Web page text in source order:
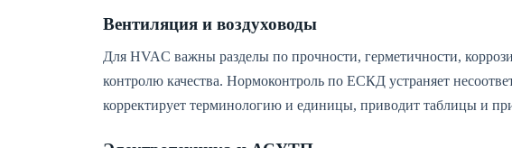
Вентиляция и воздуховоды
Для HVAC важны разделы по прочности, герметичности,
контролю качества. Нормоконтроль по ЕСКД устраняет
корректирует терминологию и единицы, приводит таблицы и